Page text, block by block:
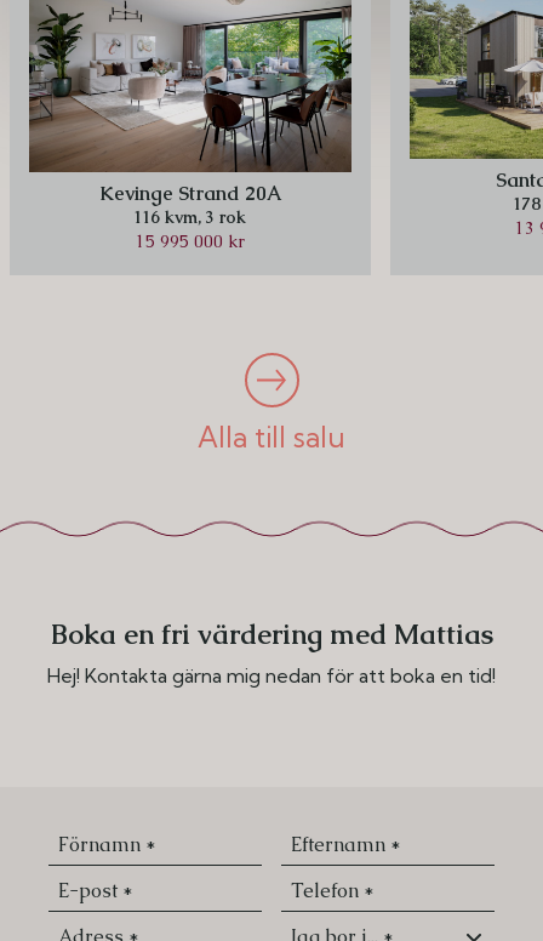
Kevinge Strand 20A
116 kvm, 3 rok
15 995 000 kr
13
Alla till salu
Boka en fri värdering med Mattias
Hej! Kontakta gärna mig nedan för att boka en tid!